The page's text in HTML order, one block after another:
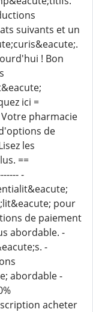
suivants et un
! Bon
ici =
pharmacie
de
les
==
-
pour
de paiement
abordable. -
-
abordable -
acheter